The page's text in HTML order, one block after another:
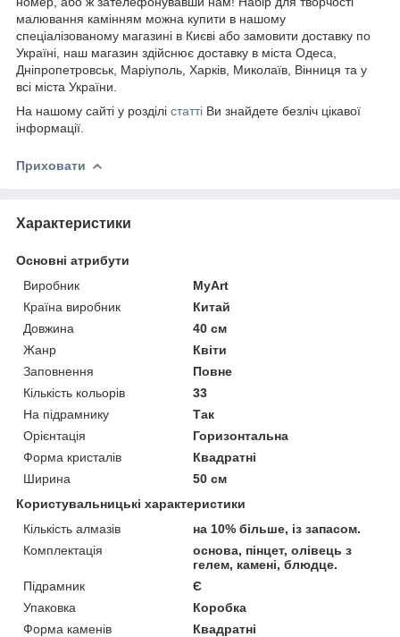
малювання камінням можна купити в нашому
спеціалізованому магазині в Києві або замовити доставку по
Україні, наш магазин здійснює доставку в міста Одеса,
Дніпропетровськ, Маріуполь, Харків, Миколаїв, Вінниця та у
всі міста України.
На нашому сайті у розділі статті Ви знайдете безліч цікавої
інформації.
Приховати
Характеристики
Основні атрибути
Виробник
MyArt
Країна виробник
Китай
Довжина
40 см
Жанр
Квіти
Заповнення
Повне
Кількість кольорів
33
На підрамнику
Так
Орієнтація
Горизонтальна
Форма кристалів
Квадратні
Ширина
50 см
Користувальницькі характеристики
Кількість алмазів
на 10% більше, із запасом.
Комплектація
основа, пінцет, олівець з
гелем, камені, блюдце.
Підрамник
Є
Упаковка
Коробка
Форма каменів
Квадратні